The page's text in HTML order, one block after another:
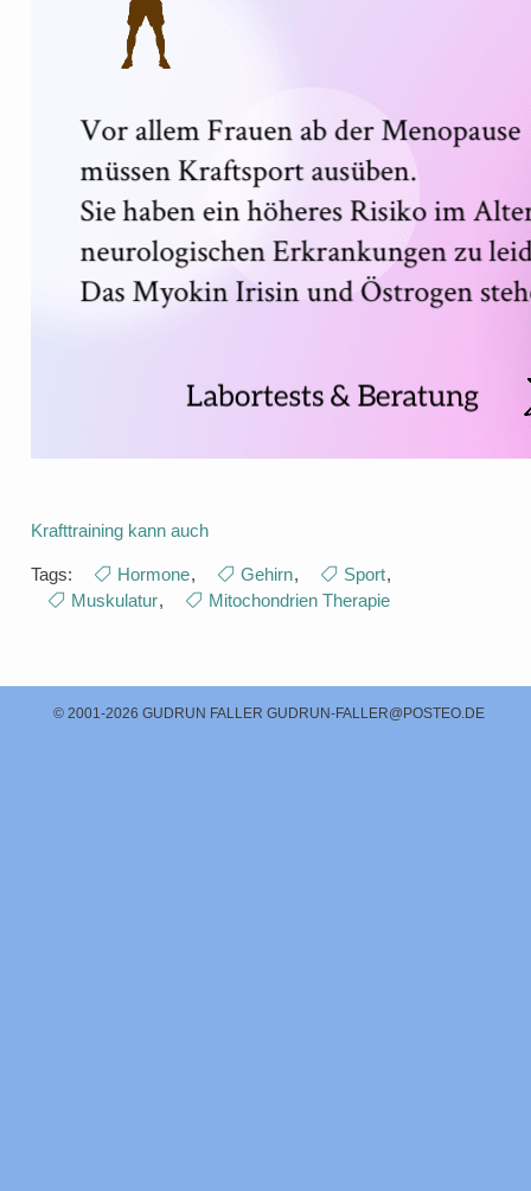
Krafttraining kann auch
Tags: Hormone, Gehirn, Sport,
Muskulatur, Mitochondrien Therapie
© 2001-2026 GUDRUN FALLER GUDRUN-FALLER@POSTEO.DE